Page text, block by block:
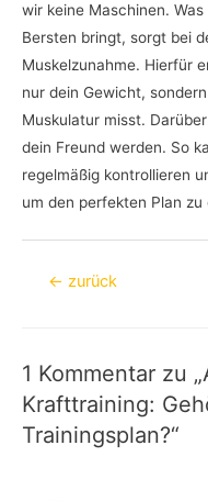
wir keine Maschinen.
Bersten bringt, sorgt bei
Muskelzunahme. Hierfür
nur dein Gewicht,
Muskulatur misst.
dein Freund werden. So
regelmäßig kontrollieren
um den perfekten Plan zu
Beitragsnavigation
← zurück
1 Kommentar zu
Krafttraining:
Trainingsplan?“